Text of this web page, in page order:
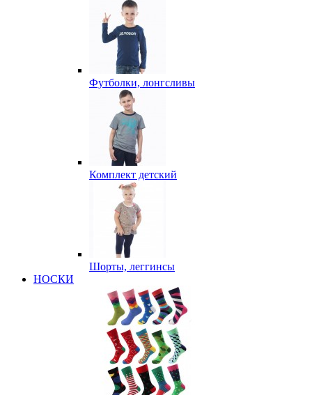
Футболки, лонгсливы
Комплект детский
Шорты, леггинсы
НОСКИ